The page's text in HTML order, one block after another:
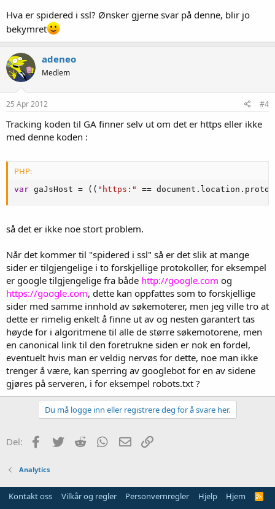
Hva er spidered i ssl? Ønsker gjerne svar på denne, blir jo
bekymret
adeneo
Medlem
25 Apr 2012 #4
Tracking koden til GA finner selv ut om det er https eller ikke
med denne koden :
PHP:
var gaJsHost = ( ( "https:" == document . location .
så det er ikke noe stort problem.
Når det kommer til "spidered i ssl" så er det slik at mange
sider er tilgjengelige i to forskjellige protokoller, for eksempel
er google tilgjengelige fra både http://google.com og
https://google.com, dette kan oppfattes som to forskjellige
sider med samme innhold av søkemoterer, men jeg ville tro at
dette er rimelig enkelt å finne ut av og nesten garantert tas
høyde for i algoritmene til alle de større søkemotorene, men
en canonical link til den foretrukne siden er nok en fordel,
eventuelt hvis man er veldig nervøs for dette, noe man ikke
trenger å være, kan sperring av googlebot for en av sidene
gjøres på serveren, i for eksempel robots.txt ?
Du må logge inn eller registrere deg for å svare her.
Del: Facebook
Twitter Reddit WhatsApp
E-post
Analytics
Kontakt oss Vilkår og regler Personvernregler Hjelp Hjem
R